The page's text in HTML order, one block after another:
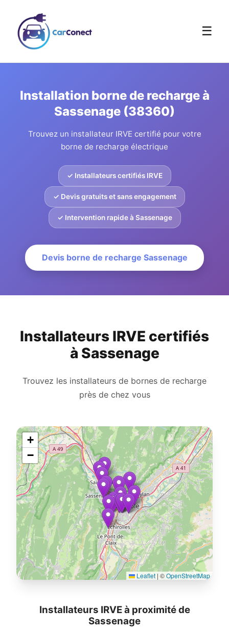
☰
Installation borne de recharge à
Sassenage (38360)
Trouvez un installateur IRVE certifié pour votre
borne de recharge électrique
✓ Installateurs certifiés IRVE
✓ Devis gratuits et sans engagement
✓ Intervention rapide à Sassenage
Devis borne de recharge Sassenage
Installateurs IRVE certifiés
à Sassenage
Trouvez les installateurs de bornes de recharge
près de chez vous
+
−
Leaflet | ©OpenStreetMap
Installateurs IRVE à proximité de
Sassenage